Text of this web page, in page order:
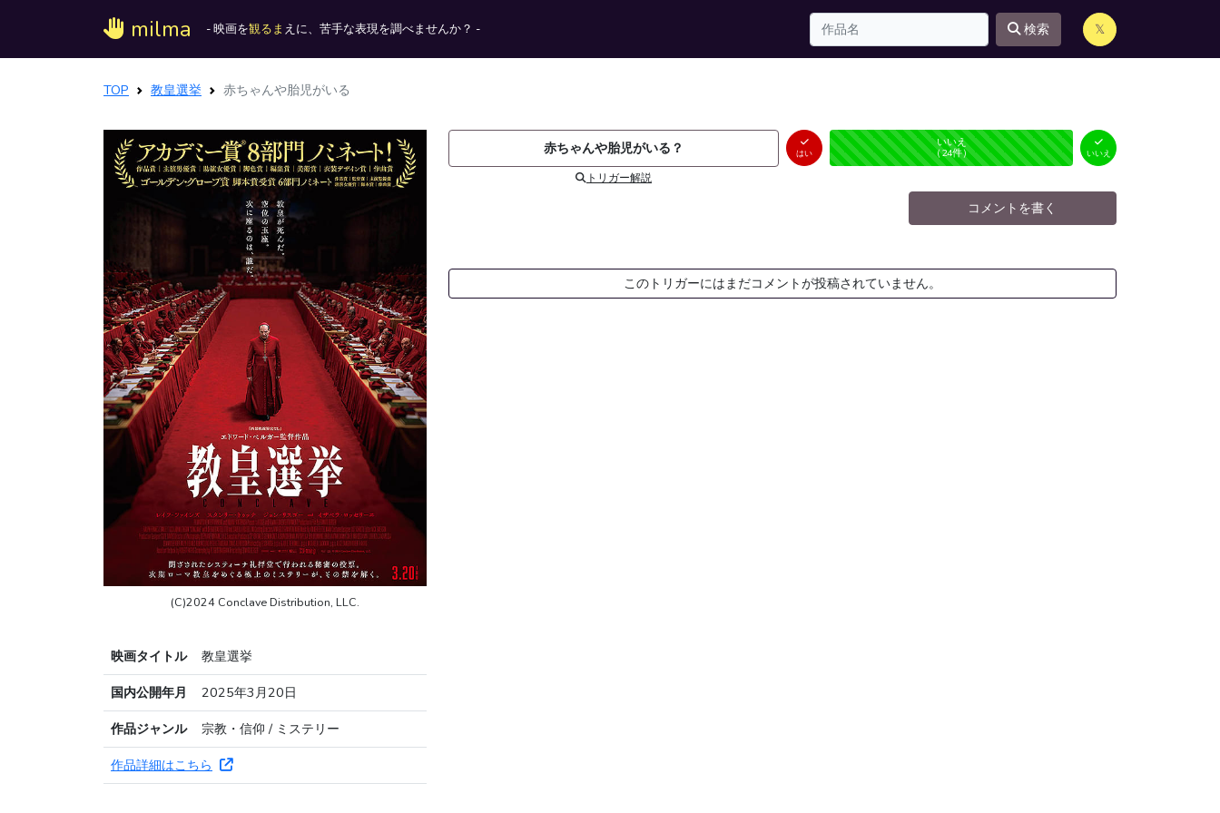
milma - 映画を観るま えに、苦手な表現を調べませんか？ - 検索 𝕏
TOP 教皇選挙 赤ちゃんや胎児がいる
(C)2024 Conclave Distribution, LLC.
映画タイトル
教皇選挙
国内公開年月
2025年3月20日
作品ジャンル
宗教・信仰 / ミステリー
作品詳細はこちら
赤ちゃんや胎児がいる？
トリガー解説
はい
はい
（0件）
未投票
いいえ
（24件） いいえ
コメントを書く
このトリガーにはまだコメントが投稿されていません。